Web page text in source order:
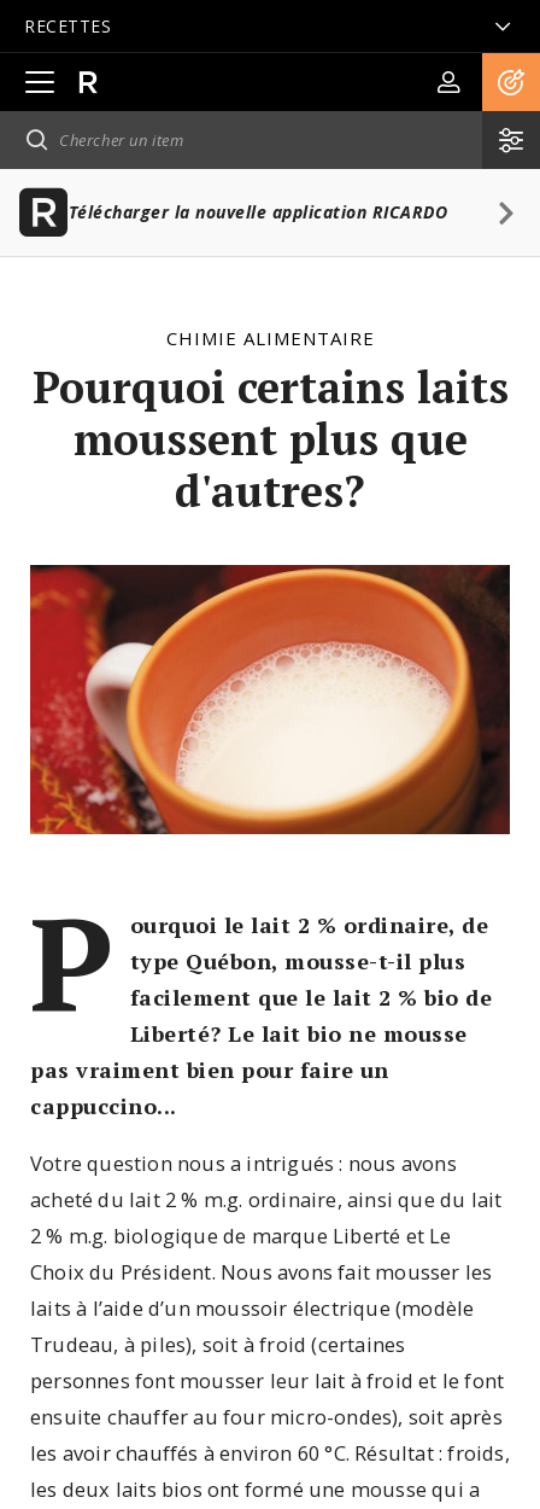
RECETTES
Ouvrir
la
navigation
principale
Télécharger la nouvelle application RICARDO
CHIMIE ALIMENTAIRE
Pourquoi certains laits
moussent plus que
d'autres?
P
ourquoi le lait 2 % ordinaire, de
type Québon, mousse-t-il plus
facilement que le lait 2 % bio de
Liberté? Le lait bio ne mousse
pas vraiment bien pour faire un
cappuccino...
Votre question nous a intrigués : nous avons
acheté du lait 2 % m.g. ordinaire, ainsi que du lait
2 % m.g. biologique de marque Liberté et Le
Choix du Président. Nous avons fait mousser les
laits à l’aide d’un moussoir électrique (modèle
Trudeau, à piles), soit à froid (certaines
personnes font mousser leur lait à froid et le font
ensuite chauffer au four micro-ondes), soit après
les avoir chauffés à environ 60 °C. Résultat : froids,
les deux laits bios ont formé une mousse qui a